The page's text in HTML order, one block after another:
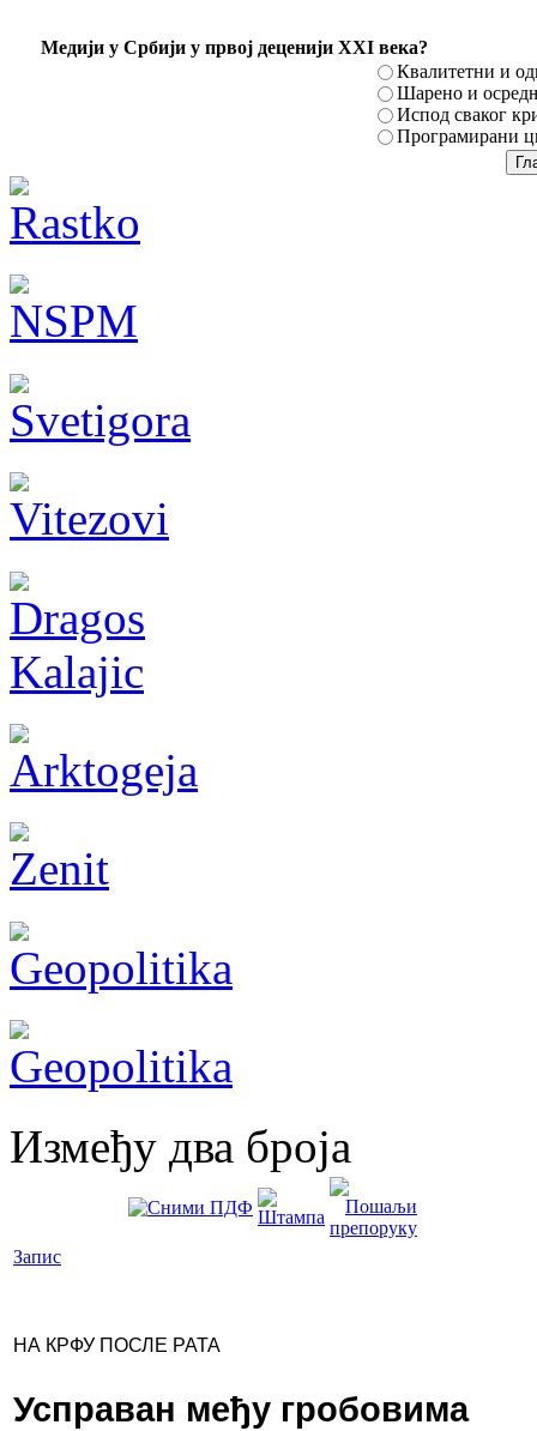
Mедији у Србији у првој деценији XXI века?
Квалитетни и
Шарено и
Испод сваког
Програмирани
Између два броја
Запис
НА КРФУ ПОСЛЕ РАТА
Усправан међу гробовима